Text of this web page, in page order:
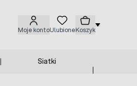
Moje kontoUlubioneKoszyk
Siatki